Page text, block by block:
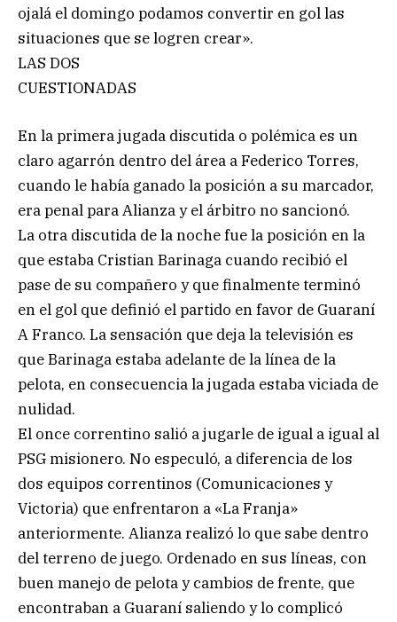
ojalá el domingo podamos convertir en gol las
situaciones que se logren crear».
LAS DOS
CUESTIONADAS
En la primera jugada discutida o polémica es un
claro agarrón dentro del área a Federico Torres,
cuando le había ganado la posición a su marcador,
era penal para Alianza y el árbitro no sancionó.
La otra discutida de la noche fue la posición en la
que estaba Cristian Barinaga cuando recibió el
pase de su compañero y que finalmente terminó
en el gol que definió el partido en favor de Guaraní
A Franco. La sensación que deja la televisión es
que Barinaga estaba adelante de la línea de la
pelota, en consecuencia la jugada estaba viciada de
nulidad.
El once correntino salió a jugarle de igual a igual al
PSG misionero. No especuló, a diferencia de los
dos equipos correntinos (Comunicaciones y
Victoria) que enfrentaron a «La Franja»
anteriormente. Alianza realizó lo que sabe dentro
del terreno de juego. Ordenado en sus líneas, con
buen manejo de pelota y cambios de frente, que
encontraban a Guaraní saliendo y lo complicó